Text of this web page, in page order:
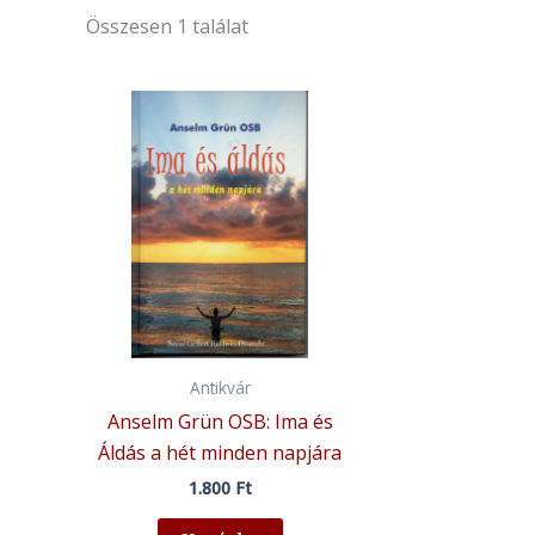
Összesen 1 találat
Antikvár
Anselm Grün OSB: Ima és
Áldás a hét minden napjára
1.800 Ft